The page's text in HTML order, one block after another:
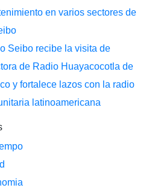
en varios sectores de
Seibo recibe la visita de
de Radio Huayacocotla de
y fortalece lazos con la radio
latinoamericana